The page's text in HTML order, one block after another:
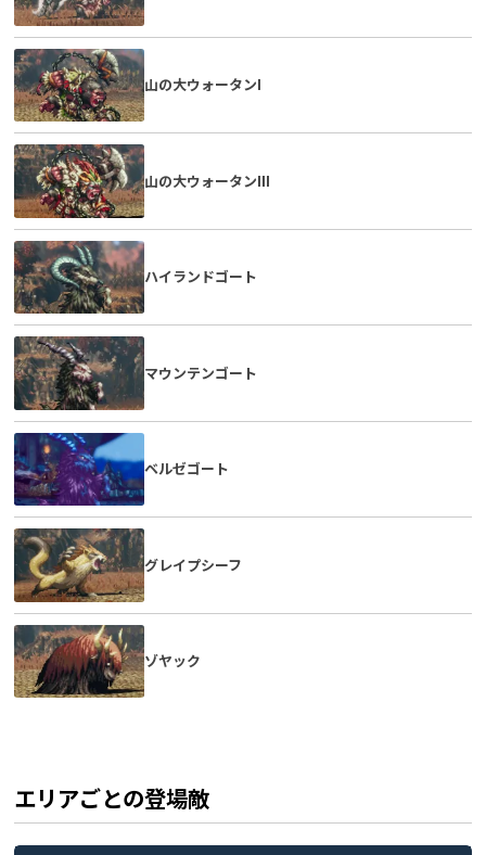
山の大ウォータンI
山の大ウォータンIII
ハイランドゴート
マウンテンゴート
ベルゼゴート
グレイプシーフ
ゾヤック
エリアごとの登場敵